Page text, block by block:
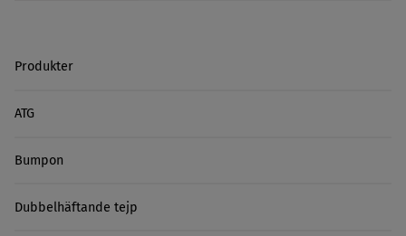
Produkter
ATG
Bumpon
Dubbelhäftande tejp